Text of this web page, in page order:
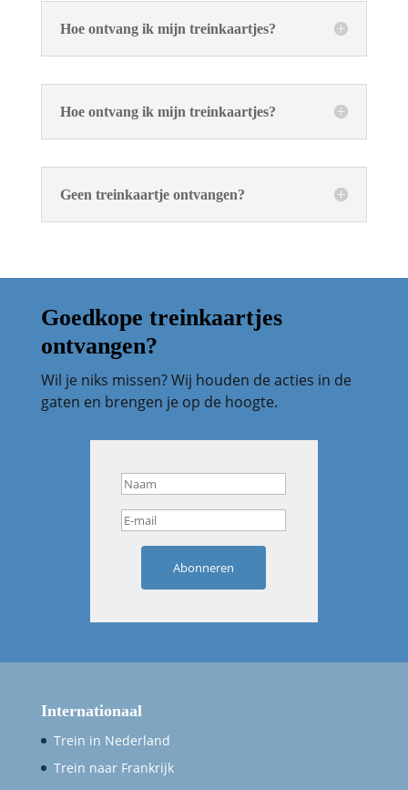
Hoe ontvang ik mijn treinkaartjes?
Hoe ontvang ik mijn treinkaartjes?
Geen treinkaartje ontvangen?
Goedkope treinkaartjes
ontvangen?
Wil je niks missen? Wij houden de acties in de
gaten en brengen je op de hoogte.
Abonneren
Internationaal
Trein in Nederland
Trein naar Frankrijk